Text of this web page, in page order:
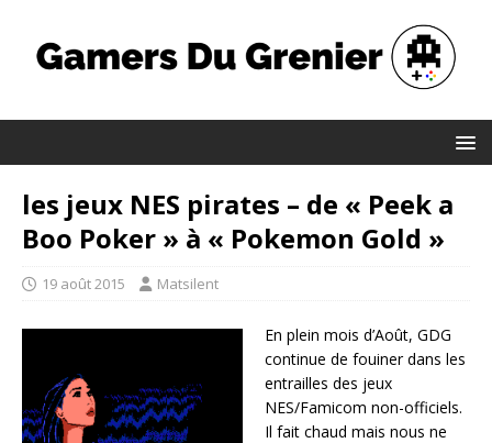
les jeux NES pirates – de « Peek a
Boo Poker » à « Pokemon Gold »
19 août 2015 Matsilent
En plein mois d’Août, GDG
continue de fouiner dans les
entrailles des jeux
NES/Famicom non-officiels.
Il fait chaud mais nous ne